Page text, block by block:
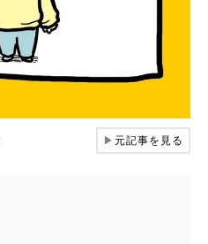
▶元記事を見る